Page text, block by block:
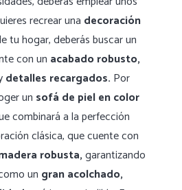
recrear una decoración
tu hogar, deberás buscar un
con un acabado robusto,
detalles recargados. Por
un sofá de piel en color
combinará a la perfección
clásica, que cuente con
robusta,garantizando
un gran acolchado,